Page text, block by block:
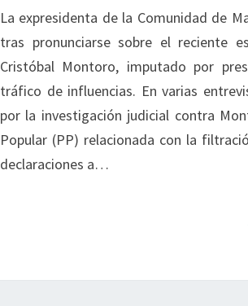
La expresidenta de la Comunidad de
tras pronunciarse sobre el reciente
Cristóbal Montoro, imputado por
tráfico de influencias. En varias
por la investigación judicial contra
Popular (PP) relacionada con la
declaraciones a…